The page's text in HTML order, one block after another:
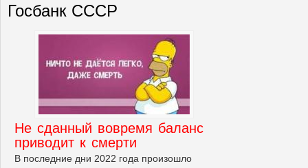
Госбанк СССР
Не сданный вовремя баланс
приводит к смерти
В последние дни 2022 года произошло